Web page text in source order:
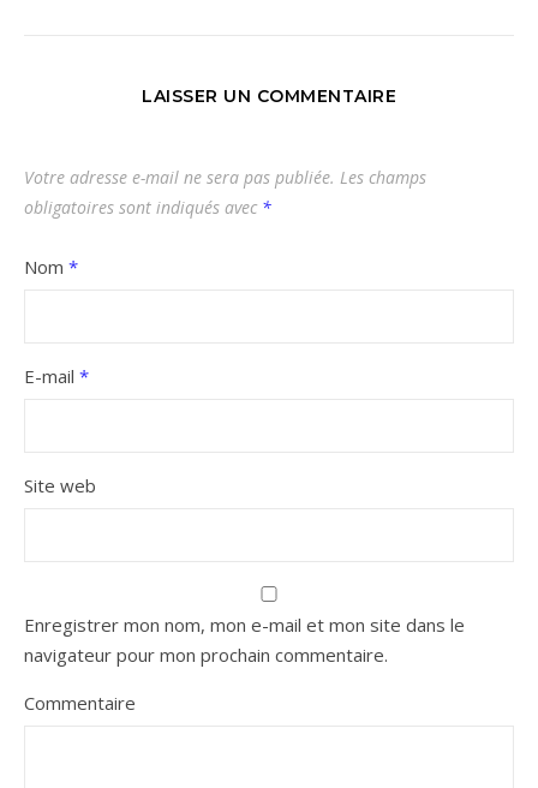
LAISSER UN COMMENTAIRE
Votre adresse e-mail ne sera pas publiée. Les champs
obligatoires sont indiqués avec *
Nom *
E-mail *
Site web
Enregistrer mon nom, mon e-mail et mon site dans le
navigateur pour mon prochain commentaire.
Commentaire